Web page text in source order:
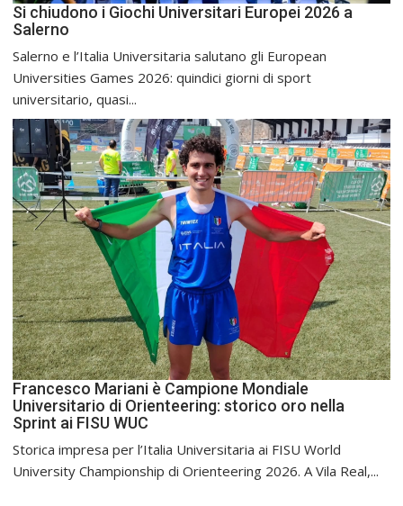
Si chiudono i Giochi Universitari Europei 2026 a
Salerno
Salerno e l’Italia Universitaria salutano gli European
Universities Games 2026: quindici giorni di sport
universitario, quasi...
Francesco Mariani è Campione Mondiale
Universitario di Orienteering: storico oro nella
Sprint ai FISU WUC
Storica impresa per l’Italia Universitaria ai FISU World
University Championship di Orienteering 2026. A Vila Real,...